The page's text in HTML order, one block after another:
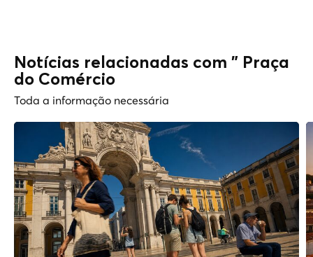
Notícias relacionadas com " Praça
do Comércio
Toda a informação necessária